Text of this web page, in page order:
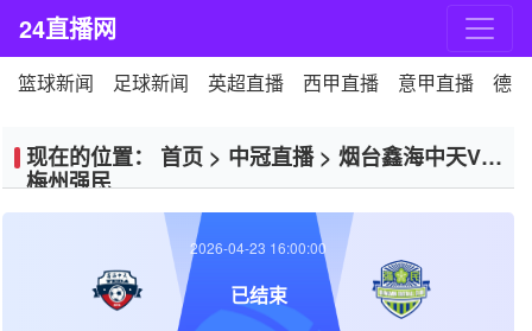
24直播网
篮球新闻 足球新闻 英超直播 西甲直播 意甲直播 德
现在的位置： 首页 > 中冠直播> 烟台鑫海中天VS
梅州强民
2026-04-23 16:00:00
已结束